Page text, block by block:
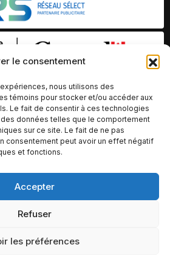
le consentement
nous utilisons des
témoins pour stocker et/ou accéder aux
Le fait de consentir à ces technologies
données telles que le comportement
sur ce site. Le fait de ne pas
consentement peut avoir un effet négatif
et fonctions.
Accepter
Refuser
les préférences
Inc |
et développé par Chameleon Ideas